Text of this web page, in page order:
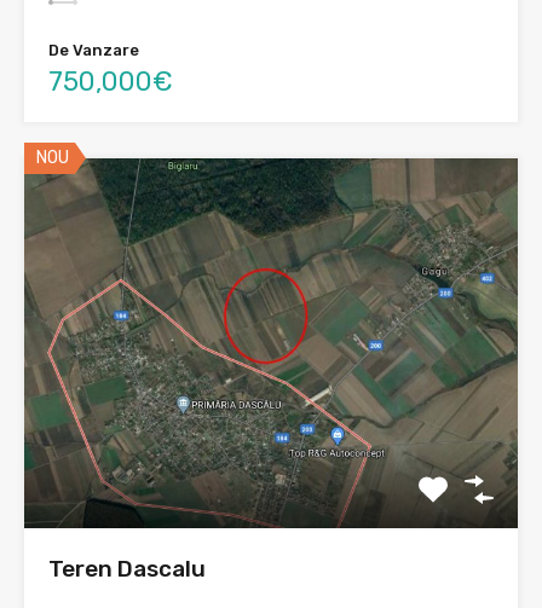
De Vanzare
750,000€
NOU
Teren Dascalu